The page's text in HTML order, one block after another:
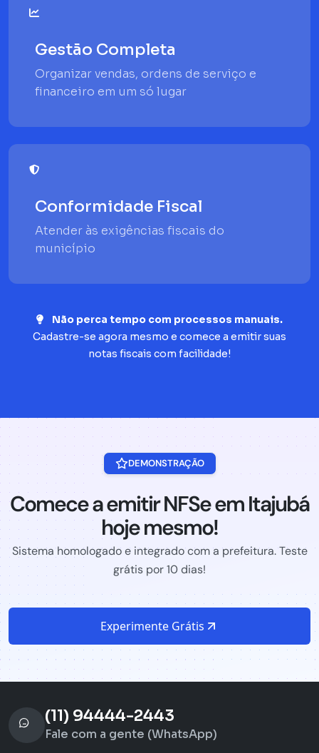
Gestão Completa
Organizar vendas, ordens de serviço e
financeiro em um só lugar
Conformidade Fiscal
Atender às exigências fiscais do
município
Não perca tempo com processos manuais.
Cadastre-se agora mesmo e comece a emitir suas
notas fiscais com facilidade!
DEMONSTRAÇÃO
Comece a emitir NFSe em Itajubá
hoje mesmo!
Sistema homologado e integrado com a prefeitura. Teste
grátis por 10 dias!
Experimente Grátis
(11) 94444-2443
Fale com a gente (WhatsApp)